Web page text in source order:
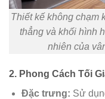
Thiết kế không chạm
thẳng và khối hình
nhiên của
2. Phong Cách Tối
Đặc trưng: Sử